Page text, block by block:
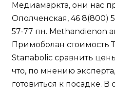
Медиамаркта, они нас
Ополченская, 46 8(800)
57-77 пн. Methandienon
Примоболан стоимость
Stanabolic сравнить
что, по мнению
готовиться к посадке. В